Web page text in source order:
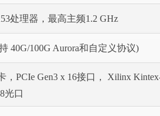
处理器，最高主频1.2 GHz
40G/100G Aurora和自定义协议)
，PCIe Gen3 x 16接口， Xilinx
光口